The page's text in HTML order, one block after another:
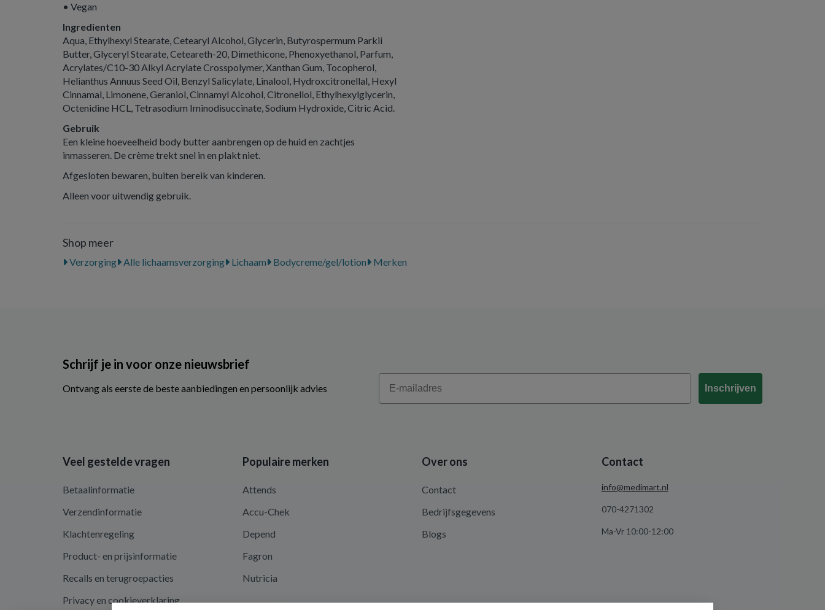
• Vegan
Ingredienten
Aqua, Ethylhexyl Stearate, Cetearyl Alcohol, Glycerin, Butyrospermum Parkii
Butter, Glyceryl Stearate, Ceteareth-20, Dimethicone, Phenoxyethanol, Parfum,
Acrylates/C10-30 Alkyl Acrylate Crosspolymer, Xanthan Gum, Tocopherol,
Helianthus Annuus Seed Oil, Benzyl Salicylate, Linalool, Hydroxcitronellal, Hexyl
Cinnamal, Limonene, Geraniol, Cinnamyl Alcohol, Citronellol, Ethylhexylglycerin,
Octenidine HCL, Tetrasodium Iminodisuccinate, Sodium Hydroxide, Citric Acid.
Gebruik
Een kleine hoeveelheid body butter aanbrengen op de huid en zachtjes
inmasseren. De crème trekt snel in en plakt niet.
Afgesloten bewaren, buiten bereik van kinderen.
Alleen voor uitwendig gebruik.
Shop meer
Verzorging Alle lichaamsverzorging Lichaam Bodycreme/gel/lotion Merken
Schrijf je in voor onze nieuwsbrief
Ontvang als eerste de beste aanbiedingen en persoonlijk advies
Email
Inschrijven
Veel gestelde vragen
Betaalinformatie
Verzendinformatie
Klachtenregeling
Product- en prijsinformatie
Recalls en terugroepacties
Privacy en cookieverklaring
Populaire merken
Attends
Accu-Chek
Depend
Fagron
Nutricia
Over ons
Contact
Bedrijfsgegevens
Blogs
Contact
info@medimart.nl
070-4271302
Ma-Vr 10:00-12:00